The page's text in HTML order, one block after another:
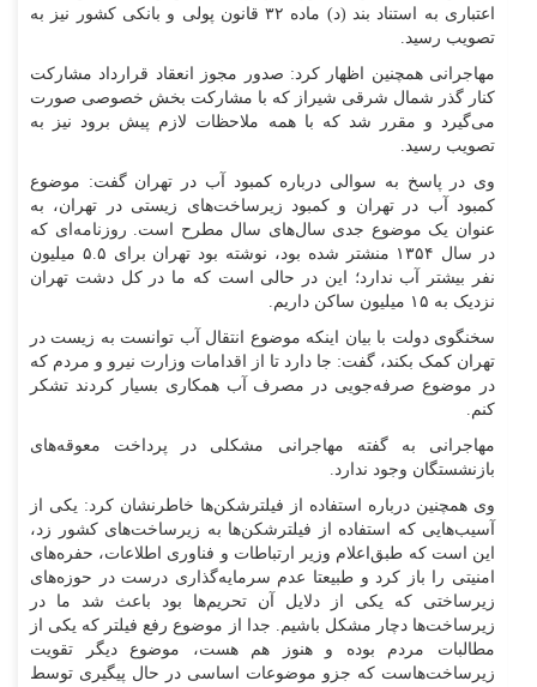
اعتباری به استناد بند (د) ماده ۳۲ قانون پولی و بانکی کشور نیز به
تصویب رسید.
مهاجرانی همچنین اظهار کرد: صدور مجوز انعقاد قرارداد مشارکت
کنار گذر شمال شرقی شیراز که با مشارکت بخش خصوصی صورت
می‌گیرد و مقرر شد که با همه ملاحظات لازم پیش برود نیز به
تصویب رسید.
وی در پاسخ به سوالی درباره کمبود آب در تهران گفت: موضوع
کمبود آب در تهران و کمبود زیرساخت‌های زیستی در تهران، به
عنوان یک موضوع جدی سال‌های سال مطرح است. روزنامه‌ای که
در سال ۱۳۵۴ منشتر شده بود، نوشته بود تهران برای ۵.۵ میلیون
نفر بیشتر آب ندارد؛ این در حالی است که ما در کل دشت تهران
نزدیک به ۱۵ میلیون ساکن داریم.
سخنگوی دولت با بیان اینکه موضوع انتقال آب توانست به زیست در
تهران کمک بکند، گفت: جا دارد تا از اقدامات وزارت نیرو و مردم که
در موضوع صرفه‌جویی در مصرف آب همکاری بسیار کردند تشکر
کنم.
مهاجرانی به گفته مهاجرانی مشکلی در پرداخت معوقه‌های
بازنشستگان وجود ندارد.
وی همچنین درباره استفاده از فیلترشکن‌ها خاطرنشان کرد: یکی از
آسیب‌هایی که استفاده از فیلترشکن‌ها به زیرساخت‌های کشور زد،
این است که طبق‌اعلام وزیر ارتباطات و فناوری اطلاعات، حفره‌های
امنیتی را باز کرد و طبیعتا عدم سرمایه‌گذاری درست در حوزه‌های
زیرساختی که یکی از دلایل آن تحریم‌ها بود باعث شد ما در
زیرساخت‌ها دچار مشکل باشیم. جدا از موضوع رفع فیلتر که یکی از
مطالبات مردم بوده و هنوز هم هست، موضوع دیگر تقویت
زیرساخت‌هاست که جزو موضوعات اساسی در حال پیگیری توسط